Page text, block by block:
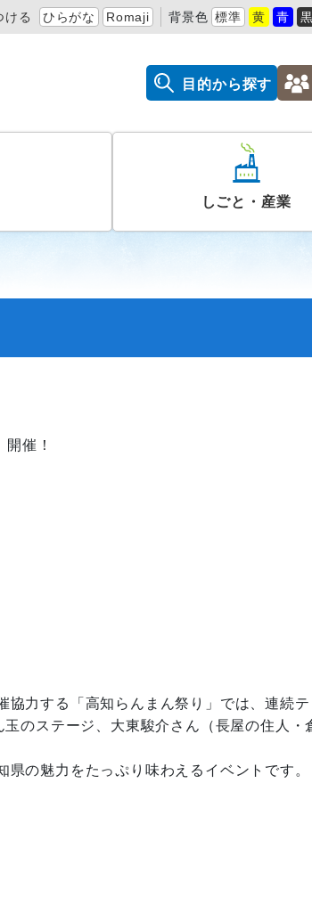
ける ひらがな Romaji 背景色 標準 黄 青
目的から探す
しごと・産業
催！
協力する「高知らんまん祭り」では、連続
のステージ、大東駿介さん（長屋の住人
の魅力をたっぷり味わえるイベントです。